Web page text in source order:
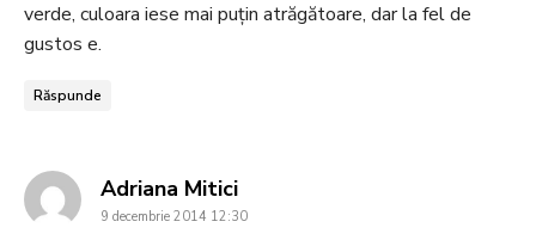
verde, culoara iese mai puţin atrăgătoare, dar la fel de
gustos e.
Răspunde
Adriana Miticisays:
9 decembrie 2014 12:30